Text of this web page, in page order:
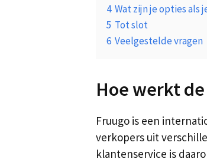
4 Wat zijn je opties als
5 Tot slot
6 Veelgestelde vragen
Hoe werkt
Fruugo is een
verkopers uit
klantenservice is